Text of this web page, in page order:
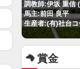
調教師:伊坂 重信
馬主:前田 良平
生産者:(有)社台
賞金